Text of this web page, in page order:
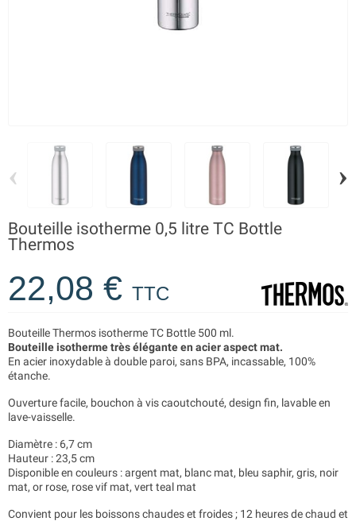
‹ ›
Bouteille isotherme 0,5 litre TC Bottle
Thermos
22,08 € TTC
Bouteille Thermos isotherme TC Bottle 500 ml.
Bouteille isotherme très élégante en acier aspect mat.
En acier inoxydable à double paroi, sans BPA, incassable, 100%
étanche.
Ouverture facile, bouchon à vis caoutchouté, design fin, lavable en
lave-vaisselle.
Diamètre : 6,7 cm
Hauteur : 23,5 cm
Disponible en couleurs : argent mat, blanc mat, bleu saphir, gris, noir
mat, or rose, rose vif mat, vert teal mat
Convient pour les boissons chaudes et froides ; 12 heures de chaud et